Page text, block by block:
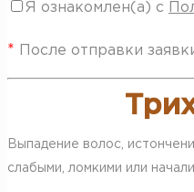
Я ознакомлен(а) с
* После отправки
Выпадение волос,
слабыми, ломкими или